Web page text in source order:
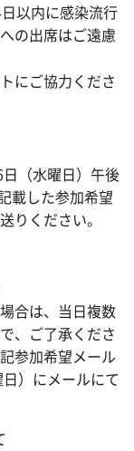
以内に感染流行
の出席はご遠慮
にご協力くださ
（水曜日）午後
載した参加希望
りください。
合は、当日複数
、ご了承くださ
参加希望メール
）にメールにて